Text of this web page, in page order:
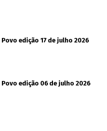
edição 17 de julho 2026
edição 06 de julho 2026